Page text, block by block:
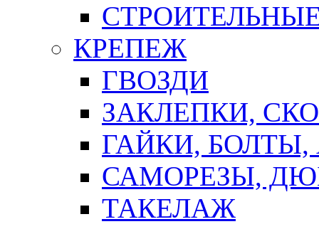
КРЕПЕЖ
ГВОЗДИ
ЗАКЛЕПКИ,
ГАЙКИ,
САМОРЕЗЫ,
ТАКЕЛАЖ